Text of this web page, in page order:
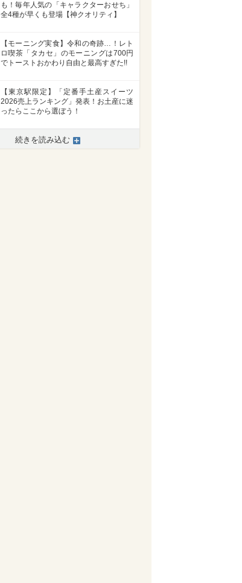
も！毎年人気の「キャラクターおせち」
全4種が早くも登場【神クオリティ】
【モーニング実食】令和の奇跡…！レト
ロ喫茶「タカセ」のモーニングは700円
でトーストおかわり自由と最高すぎた!!
【東京駅限定】「定番手土産スイーツ
2026売上ランキング」発表！お土産に迷
ったらここから選ぼう！
続きを読み込む